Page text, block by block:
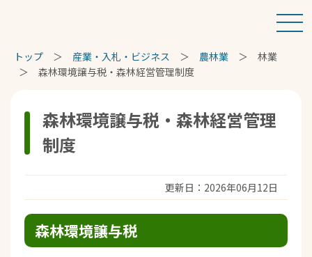
トップ 産業・入札・ビジネス 農林業
林業
森林環境譲与税・森林経営管理制度
森林環境譲与税・森林経営管理
制度
更新日：2026年06月12日
森林環境譲与税